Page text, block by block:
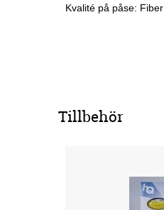
Kvalité på påse: Fiber
Tillbehör